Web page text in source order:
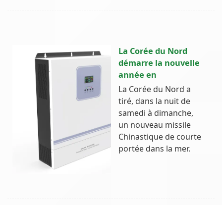
La Corée du Nord
démarre la nouvelle
année en
La Corée du Nord a
tiré, dans la nuit de
samedi à dimanche,
un nouveau missile
Chinastique de courte
portée dans la mer.